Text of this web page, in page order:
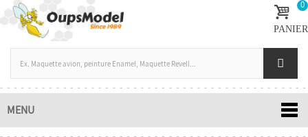
0
PANIER
MENU